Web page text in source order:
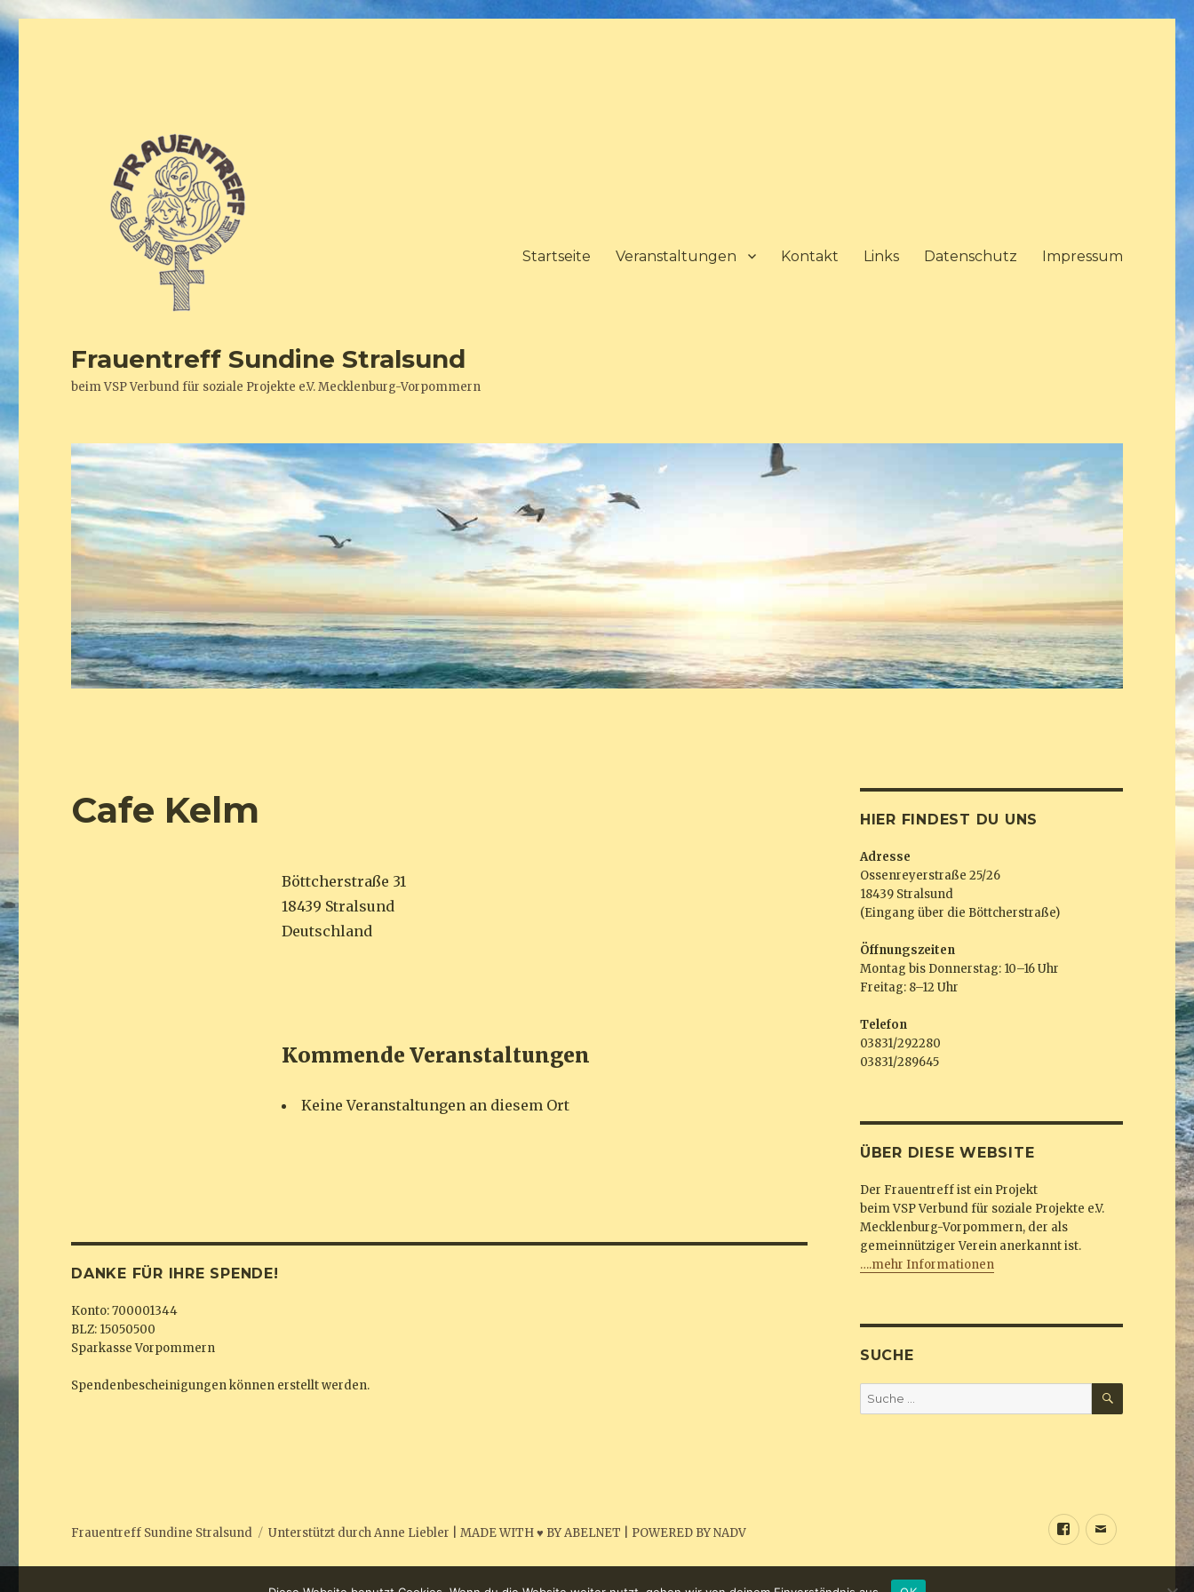
Frauentreff Sundine Stralsund
beim VSP Verbund für soziale Projekte e.V. Mecklenburg-Vorpommern
Startseite Veranstaltungen Kontakt Links Datenschutz Impressum
Cafe Kelm
Böttcherstraße 31
18439 Stralsund
Deutschland
Kommende Veranstaltungen
Keine Veranstaltungen an diesem Ort
DANKE FÜR IHRE SPENDE!
Konto: 700001344
BLZ: 15050500
Sparkasse Vorpommern
Spendenbescheinigungen können erstellt werden.
HIER FINDEST DU UNS
Adresse
Ossenreyerstraße 25/26
18439 Stralsund
(Eingang über die Böttcherstraße)
Öffnungszeiten
Montag bis Donnerstag: 10–16 Uhr
Freitag: 8–12 Uhr
Telefon
03831/292280
03831/289645
ÜBER DIESE WEBSITE
Der Frauentreff ist ein Projekt
beim VSP Verbund für soziale Projekte e.V.
Mecklenburg-Vorpommern, der als
gemeinnütziger Verein anerkannt ist.
….mehr Informationen
SUCHE
Suche
nach:
SUCHEN
Sundine
E-
Frauentreff Sundine Stralsund Unterstützt durchAnne Liebler |MADE WITH ♥ BY ABELNET POWERED BY NADV